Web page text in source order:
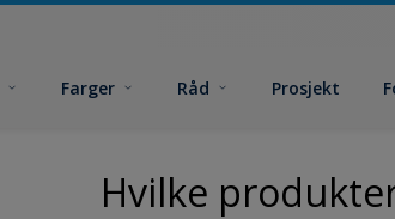
Farger Råd Prosjekt
Hvilke